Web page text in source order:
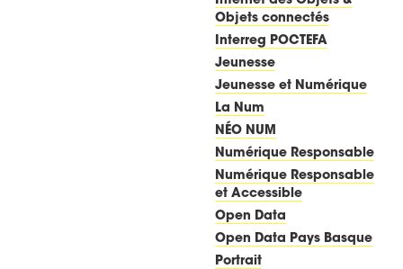
Objets connectés
Interreg POCTEFA
Jeunesse
Jeunesse et Numérique
La Num
NÉO NUM
Numérique Responsable
Numérique Responsable
et Accessible
Open Data
Open Data Pays Basque
Portrait